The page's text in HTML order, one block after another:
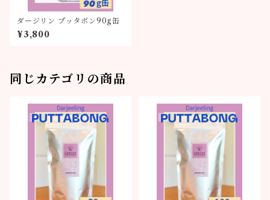
ダージリン プッタボン90g缶
¥3,800
同じカテゴリの商品